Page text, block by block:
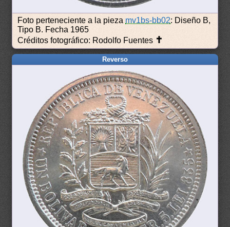
Foto perteneciente a la pieza mv1bs-bb02: Diseño B,
Tipo B. Fecha 1965
Créditos fotográfico: Rodolfo Fuentes ✝
Reverso